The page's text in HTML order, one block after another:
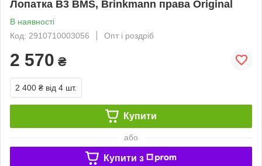
Лопатка B3 BMS, Brinkmann права Original
В наявності
Код: 2910710003056
Опт і роздріб
2 570 ₴
2 400 ₴ від 4 шт.
Купити
або
Купити з